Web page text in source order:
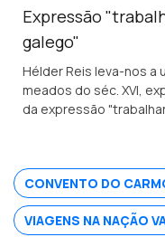
Expressão
galego"
Hélder Reis leva-nos a
meados do séc. XVI,
da expressão
aplicar à forma como
sociedade.
CONVENTO DO
VIAGENS NA NAÇÃO